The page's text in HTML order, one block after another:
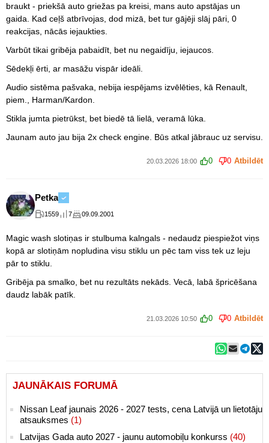
braukt - priekšā auto griežas pa kreisi, mans auto apstājas un
gaida. Kad ceļš atbrīvojas, dod mizā, bet tur gājēji slāj pāri, 0
reakcijas, nācās iejaukties.
Varbūt tikai gribēja pabaidīt, bet nu negaidīju, iejaucos.
Sēdekļi ērti, ar masāžu vispār ideāli.
Audio sistēma pašvaka, nebija iespējams izvēlēties, kā Renault,
piem., Harman/Kardon.
Stikla jumta pietrūkst, bet biedē tā lielā, veramā lūka.
Jaunam auto jau bija 2x check engine. Būs atkal jābrauc uz servisu.
20.03.2026 18:00 0 0 Atbildēt
Petka
1559 7 09.09.2001
Magic wash slotiņas ir stulbuma kalngals - nedaudz piespiežot viņs
kopā ar slotiņām nopludina visu stiklu un pēc tam viss tek uz leju
pār to stiklu.
Gribēja pa smalko, bet nu rezultāts nekāds. Vecā, labā špricēšana
daudz labāk patīk.
21.03.2026 10:50 0 0 Atbildēt
JAUNĀKAIS FORUMĀ
Nissan Leaf jaunais 2026 - 2027 tests, cena Latvijā un lietotāju
atsauksmes (1)
Latvijas Gada auto 2027 - jaunu automobiļu konkurss (40)